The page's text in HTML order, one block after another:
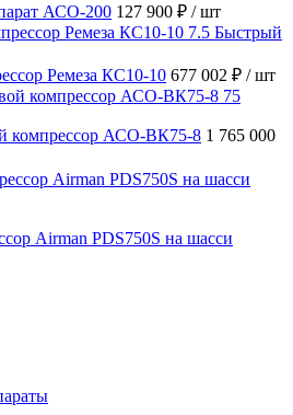
АСО-200 127 900 ₽ / шт
Быстрый
Ремеза КС10-10 677 002 ₽ / шт
компрессор АСО-ВК75-8 1 765 000
Airman PDS750S на шасси